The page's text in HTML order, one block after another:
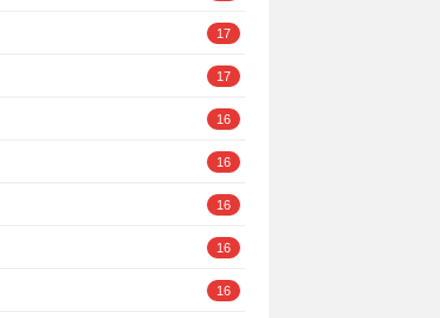
17
17
16
16
16
16
16